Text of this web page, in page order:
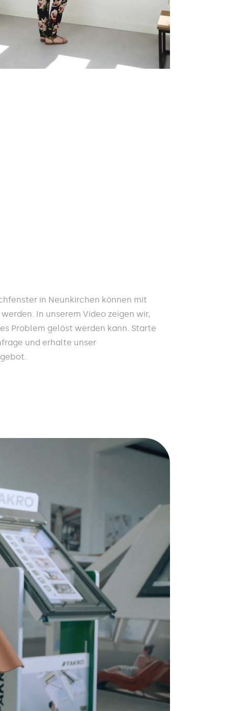
in Neunkirchen können mit
In unserem Video zeigen wir,
Problem gelöst werden kann. Starte
und erhalte unser